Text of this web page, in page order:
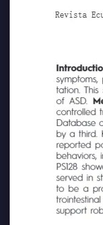
symptoms,
tation. This
of ASD.
controlled
Database
by a third.
reported
behaviors,
PS128
served in
to be a
support